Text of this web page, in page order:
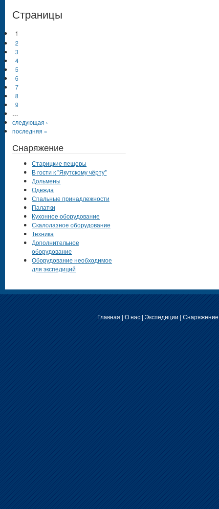
Страницы
1
2
3
4
5
6
7
8
9
…
следующая ›
последняя »
Снаряжение
Старицкие пещеры
В гости к "Якутскому чёрту"
Дольмены
Одежда
Спальные принадлежности
Палатки
Кухонное оборудование
Скалолазное оборудование
Техника
Дополнительное
оборудование
Оборудование необходимое
для экспедиций
Главная | О нас| Экспедиции | Снаряжение